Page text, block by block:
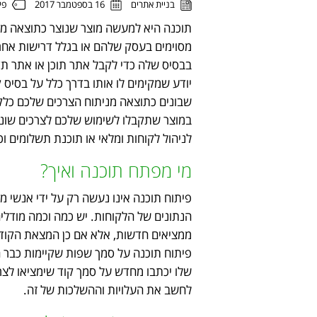
בניית אתרים 16 בספטמבר 2017
תוכנה היא למעשה מוצר שנוצר כתוצאה
מסוימים בעסק שלהם או בגלל דרישות
בבסיס שלה כדי לקבל אתר תוכן או אתר
יודע שמקימים לו אותו בדרך כלל על
שבונים כתוצאה מניתוח הצרכים שלכם
במוצר שתקבלו לשימוש שלכם לצרכים
לניהול לקוחות ומלאי או תוכנת תשלומים
מי מפתח תוכנה ואיך?
פיתוח תוכנה אינו נעשה רק על ידי
הנתונים של הלקוחות. יש כמה וכמה
ממציאים חדשות, אלא אם כן המצאת
פיתוח תוכנה על סמך שפות שקיימות
שלו יכתבו מחדש על סמך קוד שימציאו
לחשב את העלויות וההשלכות של זה.